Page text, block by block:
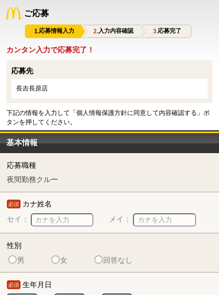
ご応募
応募情報入力 入力内容確認 応募完了
カンタン入力で応募完了！
応募先
長吉長原店
下記の情報を入力して「個人情報保護方針に同意して内容確認する」ボ
タンを押してください。
基本情報
応募職種
夜間勤務クルー
必須 カナ姓名
セイ：
メイ：
性別
男
女 回答なし
必須 生年月日